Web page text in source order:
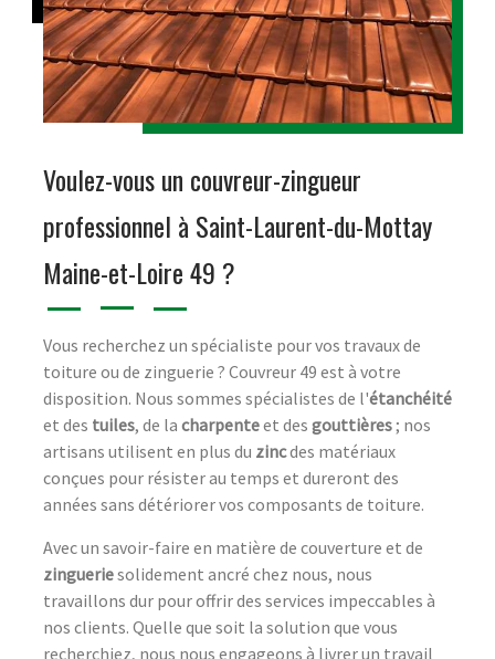
Voulez-vous un couvreur-zingueur
professionnel à Saint-Laurent-du-Mottay
Maine-et-Loire 49 ?
Vous recherchez un spécialiste pour vos travaux de
toiture ou de zinguerie ? Couvreur 49 est à votre
disposition. Nous sommes spécialistes de l'étanchéité
et des tuiles, de la charpenteet des gouttières; nos
artisans utilisent en plus du zincdes matériaux
conçues pour résister au temps et dureront des
années sans détériorer vos composants de toiture.
Avec un savoir-faire en matière de couverture et de
zingueriesolidement ancré chez nous, nous
travaillons dur pour offrir des services impeccables à
nos clients. Quelle que soit la solution que vous
recherchiez, nous nous engageons à livrer un travail